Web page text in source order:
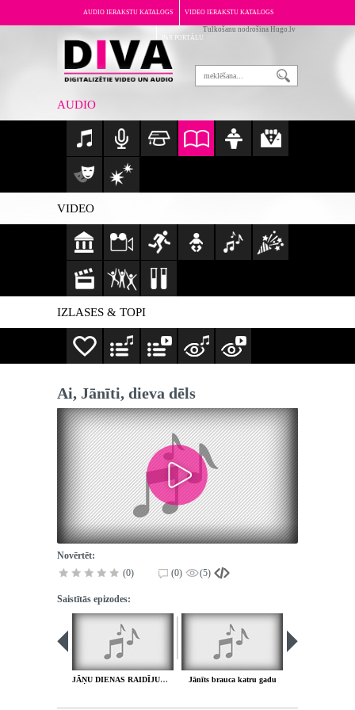
AUDIO IERAKSTU KATALOGS VIDEO IERAKSTU KATALOGS
PAR PORTĀLU
Tulkošanu nodrošina Hugo.lv
AUDIO
VIDEO
IZLASES & TOPI
Ai, Jānīti, dieva dēls
Novērtēt:
(0)
(0) (5)
Saistītās epizodes:
JĀŅU DIENAS RAIDĪJUMS - Viena pati Jāņu zāle Jānīts brauca katru gadu